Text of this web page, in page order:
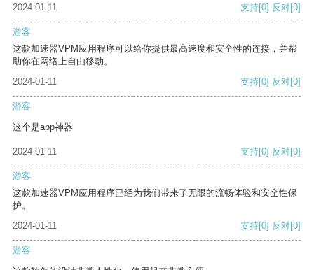
2024-01-11 支持[0] 反对[0]
游客
这款加速器VPM应用程序可以给你提供最高速度和安全性的连接，并帮
助你在网络上自由移动。
2024-01-11
支持[0] 反对[0]
游客
这个是app神器
2024-01-11 支持[0] 反对[0]
游客
这款加速器VPM应用程序已经为我们带来了无限的流畅体验和安全性保
护。
2024-01-11
支持[0] 反对[0]
游客